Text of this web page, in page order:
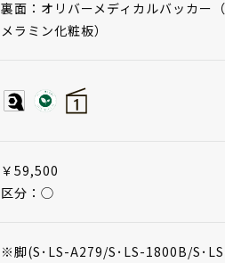
裏面：オリバーメディカルバッカー
メラミン化粧板）
￥59,500
区分：◯
※脚(S･LS-A279/S･LS-1800B/S･